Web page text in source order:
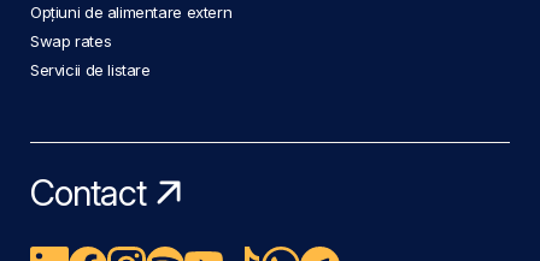
Opțiuni de alimentare extern
Swap rates
Servicii de listare
Contact